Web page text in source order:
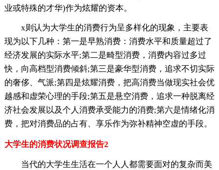
业或特殊的才华)作为炫耀的资本。
x则认为大学生的消费行为呈多样化的现象，主要表
现为以下几种：第一是早熟消费：消费水平和质量超过了
经济发展的实际水平;第二是畸型消费，消费内容过多过
快，向高档型消费倾斜;第三是豪华型消费，追求不切实际
的奢侈、气派;第四是炫耀消费，把高消费当做现实社会优
越感和虚荣心理的手段;第五是悬空消费，追求一种脱离经
济社会发展以及个人消费承受能力的消费;第六是情绪化消
费，把对消费品的占有、享乐作为弥补精神空虚的手段。
大学生的消费状况调查报告2
当代的大学生生活在一个人人都需要面对的复杂而美